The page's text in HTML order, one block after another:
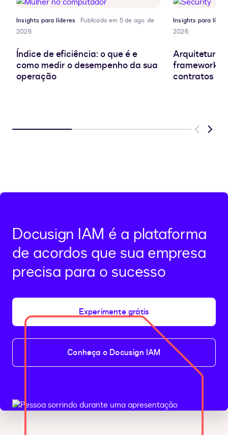
de
transferência
Insights para líderes
Publicado em 5 de ago. de
2026
Índice de eficiência: o que é e
como medir o desempenho da sua
operação
Insights para
2026
Arquitetura
frameworks
contratos
Previous
Next
Docusign IAM é a plataforma
de acordos que sua empresa
precisa para o sucesso
Experimente grátis
Conheça o Docusign IAM